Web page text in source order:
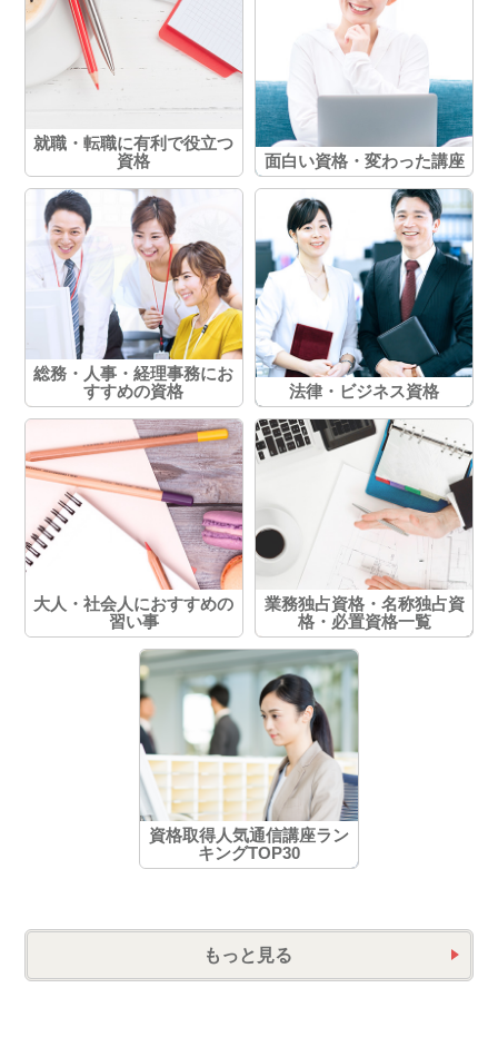
就職・転職に有利で役立つ
資格
面白い資格・変わった講座
総務・人事・経理事務にお
すすめの資格
法律・ビジネス資格
大人・社会人におすすめの
習い事
業務独占資格・名称独占資
格・必置資格一覧
資格取得人気通信講座ラン
キングTOP30
もっと見る